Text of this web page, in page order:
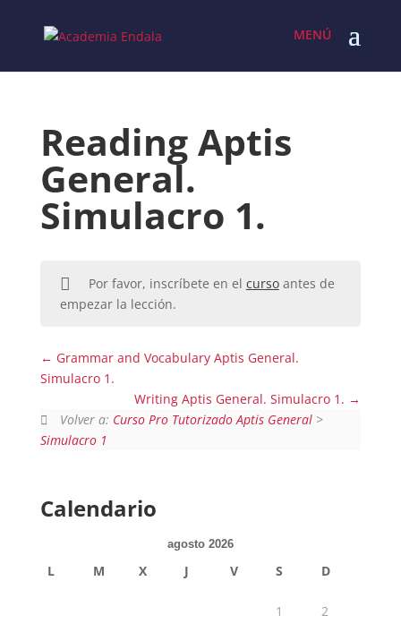
content
Reading Aptis
General.
Simulacro 1.
Por favor, inscríbete en el cursoantes de
empezar la lección.
Grammar and Vocabulary Aptis General.
Simulacro 1.
Writing Aptis General. Simulacro 1.
Volver a: Curso Pro Tutorizado Aptis General >
Simulacro 1
Calendario
agosto 2026
L M X J V S D
1 2